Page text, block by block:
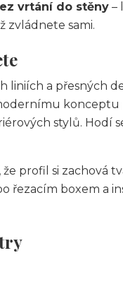
vrtání do stěny –
zvládnete sami.
liniích a přesných
konceptu
stylů. Hodí
profil si zachová
řezacím boxem a